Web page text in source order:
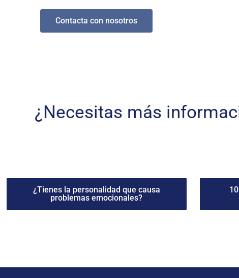
Contacta con nosotros
¿Necesitas más
¿Tienes la personalidad que causa
problemas emocionales?